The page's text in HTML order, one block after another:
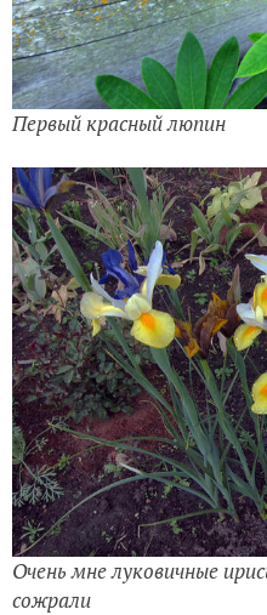
Первый красный люпин
Очень мне луковичные
сожрали